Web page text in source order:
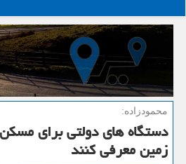
محمودزاده:
دستگاه های دولتی برای
زمین معرفی كنند